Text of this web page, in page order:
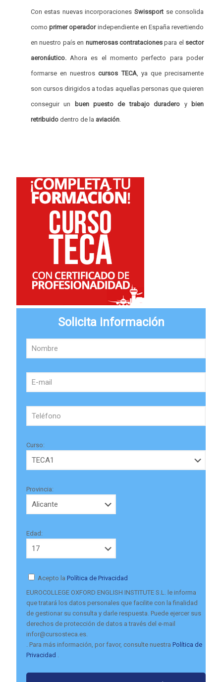
Con estas nuevas incorporaciones Swissport se consolida
comoprimer operadorindependiente en España revertiendo
en nuestro país en numerosas contratacionespara el sector
aeronáutico.Ahora es el momento perfecto para poder
formarse en nuestroscursos TECA, ya que precisamente
son cursos dirigidos a todas aquellas personas que quieren
conseguir un buen puesto de trabajo duradero y bien
retribuidodentro de la aviación.
Solicita información
Curso:
Provincia:
Edad:
Acepto la Política de Privacidad
EUROCOLLEGE OXFORD ENGLISH INSTITUTE S.L. le informa
que tratará los datos personales que facilite con la finalidad
de gestionar su consulta y darle respuesta. Puede ejercer sus
derechos de protección de datos a través del e-mail
infor@cursosteca.es.
. Para más información, por favor, consulte nuestra Política de
Privacidad .